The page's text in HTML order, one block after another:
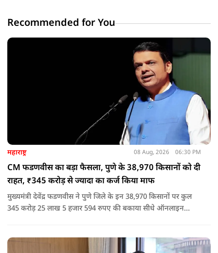
Recommended for You
महाराष्ट्र 08 Aug, 2026 06:30 PM
CM फडणवीस का बड़ा फैसला, पुणे के 38,970 किसानों को दी
राहत, ₹345 करोड़ से ज्यादा का कर्ज किया माफ
मुख्यमंत्री देवेंद्र फडणवीस ने पुणे जिले के इन 38,970 किसानों पर कुल
345 करोड़ 25 लाख 5 हजार 594 रुपए की बकाया सीधे ऑनलाइन